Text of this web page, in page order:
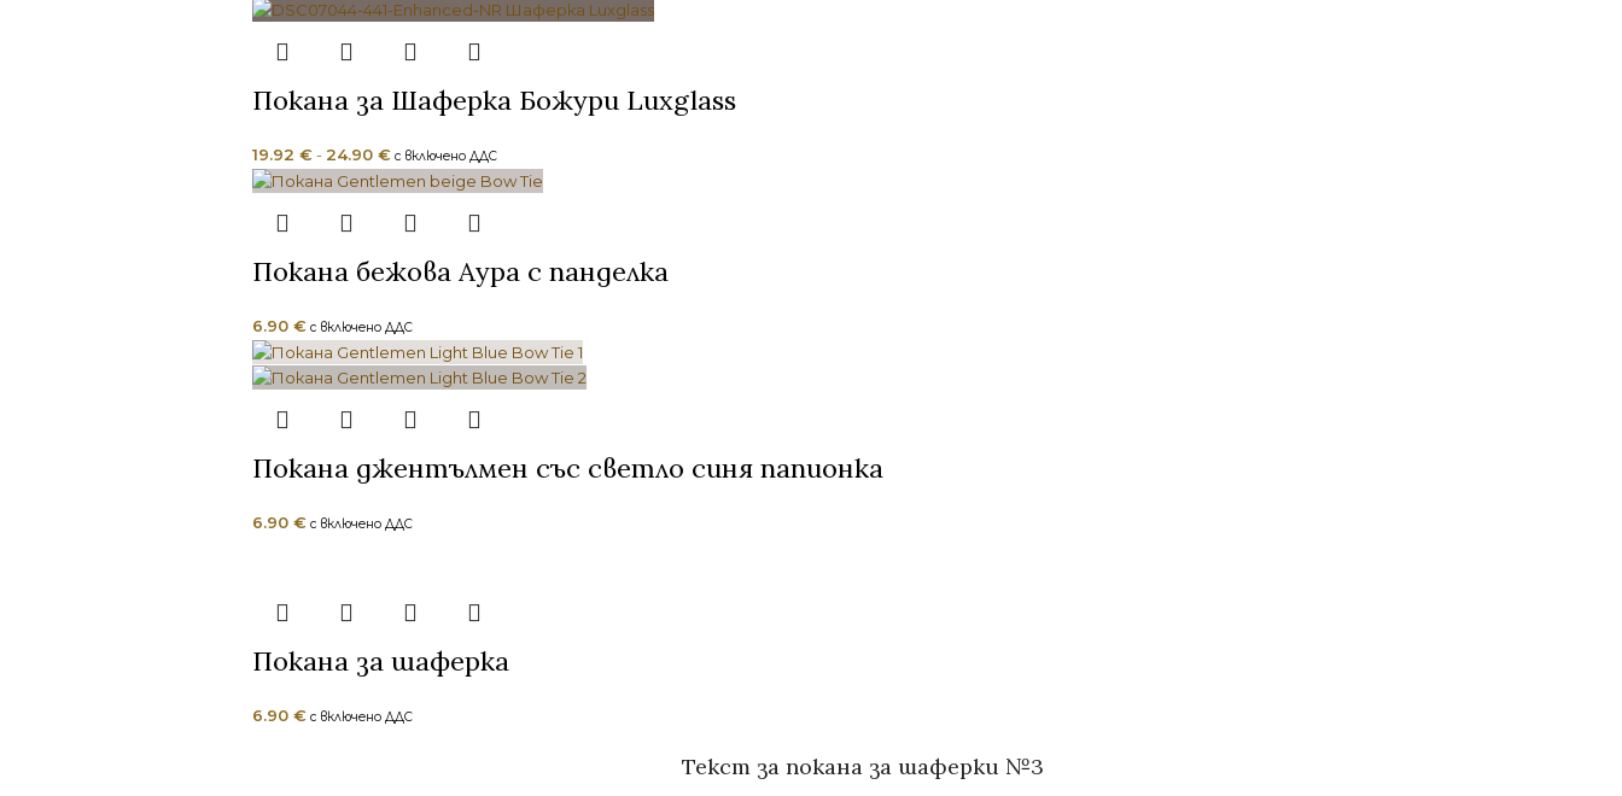
Покана за Шаферка Божури Luxglass
19.92 €- 24.90 € с включено ДДС
Покана бежова Аура с панделка
6.90 € с включено ДДС
Покана джентълмен със светло синя папионка
6.90 € с включено ДДС
Покана за шаферка
6.90 € с включено ДДС
Текст за покана за шаферки №3